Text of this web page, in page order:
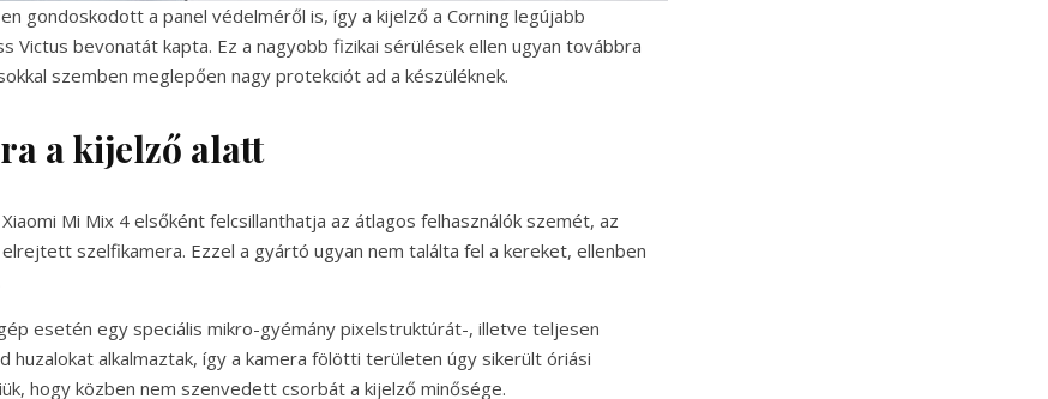
gondoskodott a panel védelméről is, így a kijelző a Corning legújabb
Victus bevonatát kapta. Ez a nagyobb fizikai sérülések ellen ugyan továbbra
szemben meglepően nagy protekciót ad a készüléknek.
a kijelző alatt
Mi Mix 4 elsőként felcsillanthatja az átlagos felhasználók szemét, az
elrejtett szelfikamera. Ezzel a gyártó ugyan nem találta fel a kereket, ellenben
esetén egy speciális mikro-gyémány pixelstruktúrát-, illetve teljesen
huzalokat alkalmaztak, így a kamera fölötti területen úgy sikerült óriási
hogy közben nem szenvedett csorbát a kijelző minősége.